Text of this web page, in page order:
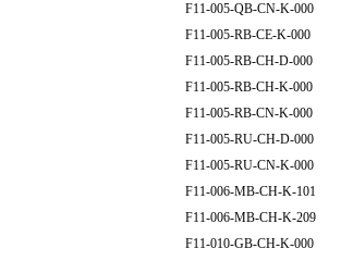
F11-005-QB-CN-K-000
F11-005-RB-CE-K-000
F11-005-RB-CH-D-000
F11-005-RB-CH-K-000
F11-005-RB-CN-K-000
F11-005-RU-CH-D-000
F11-005-RU-CN-K-000
F11-006-MB-CH-K-101
F11-006-MB-CH-K-209
F11-010-GB-CH-K-000